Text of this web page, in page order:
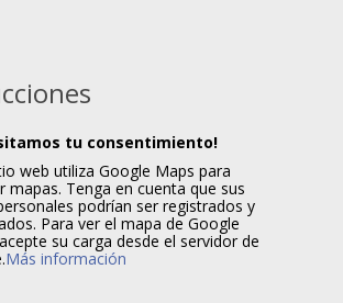
tu consentimiento!
web utiliza Google Maps para
mapas. Tenga en cuenta que sus
podrían ser registrados y
Para ver el mapa de Google
su carga desde el servidor de
Más información